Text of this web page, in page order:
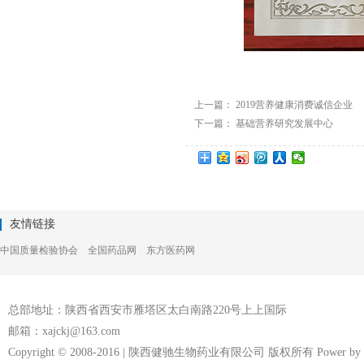
上一篇： 2019营养健康消费诚信企业
下一篇： 基础营养研究发展中心
友情链接
中国质量检验协会 全国药品网 东方医药网
总部地址：陕西省西安市雁塔区太白南路220号上上国际
邮箱：xajckj@163.com
Copyright © 2008-2016 | 陕西健驰生物药业有限公司 版权所有 Power by